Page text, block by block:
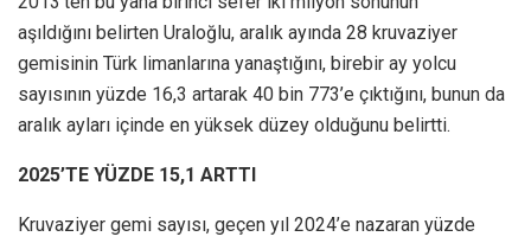
aşıldığını belirten Uraloğlu, aralık ayında 28 kruvaziyer
gemisinin Türk limanlarına yanaştığını, birebir ay yolcu
sayısının yüzde 16,3 artarak 40 bin 773’e çıktığını, bunun da
aralık ayları içinde en yüksek düzey olduğunu belirtti.
2025’TE YÜZDE 15,1 ARTTI
Kruvaziyer gemi sayısı, geçen yıl 2024’e nazaran yüzde